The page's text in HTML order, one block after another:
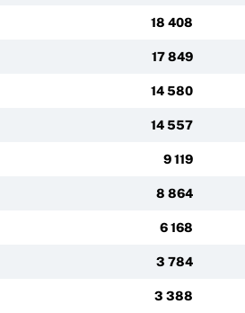
18 408
17 849
14 580
14 557
9 119
8 864
6 168
3 784
3 388